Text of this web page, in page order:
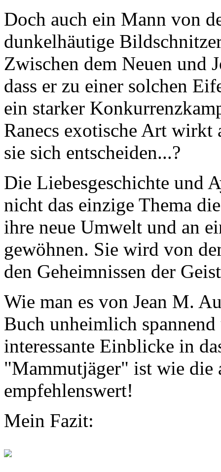
Doch auch ein Mann von
dunkelhäutige
Zwischen dem Neuen und
dass er zu einer solchen
ein starker
Ranecs exotische Art wirkt
sie sich entscheiden...?
Die Liebesgeschichte und
nicht das einzige Thema
ihre neue Umwelt und an
gewöhnen. Sie wird von
den Geheimnissen der
Wie man es von Jean M.
Buch unheimlich
interessante Einblicke in
"Mammutjäger" ist wie die
empfehlenswert!
Mein Fazit: